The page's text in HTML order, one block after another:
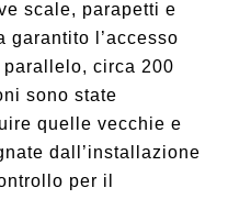
scale, parapetti e
garantito l’accesso
circa 200
sono state
quelle vecchie e
dall’installazione
per il